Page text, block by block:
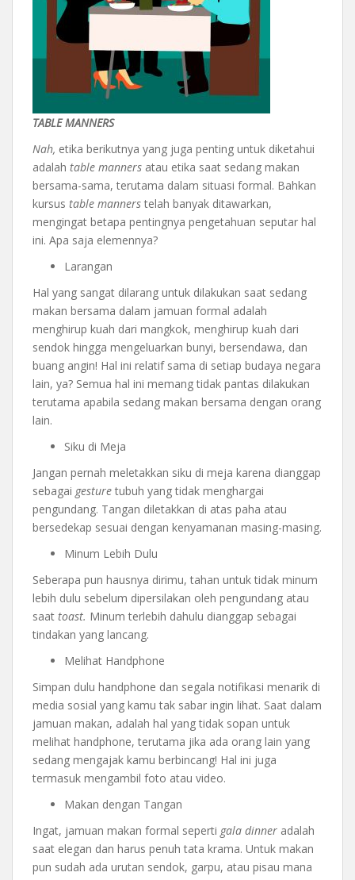
TABLE MANNERS
Nah, etika berikutnya yang juga penting untuk diketahui
adalah table manners atau etika saat sedang makan
bersama-sama, terutama dalam situasi formal. Bahkan
kursus table manners telah banyak ditawarkan,
mengingat betapa pentingnya pengetahuan seputar hal
ini. Apa saja elemennya?
Larangan
Hal yang sangat dilarang untuk dilakukan saat sedang
makan bersama dalam jamuan formal adalah
menghirup kuah dari mangkok, menghirup kuah dari
sendok hingga mengeluarkan bunyi, bersendawa, dan
buang angin! Hal ini relatif sama di setiap budaya negara
lain, ya? Semua hal ini memang tidak pantas dilakukan
terutama apabila sedang makan bersama dengan orang
lain.
Siku di Meja
Jangan pernah meletakkan siku di meja karena dianggap
sebagai gesture tubuh yang tidak menghargai
pengundang. Tangan diletakkan di atas paha atau
bersedekap sesuai dengan kenyamanan masing-masing.
Minum Lebih Dulu
Seberapa pun hausnya dirimu, tahan untuk tidak minum
lebih dulu sebelum dipersilakan oleh pengundang atau
saat toast. Minum terlebih dahulu dianggap sebagai
tindakan yang lancang.
Melihat Handphone
Simpan dulu handphone dan segala notifikasi menarik di
media sosial yang kamu tak sabar ingin lihat. Saat dalam
jamuan makan, adalah hal yang tidak sopan untuk
melihat handphone, terutama jika ada orang lain yang
sedang mengajak kamu berbincang! Hal ini juga
termasuk mengambil foto atau video.
Makan dengan Tangan
Ingat, jamuan makan formal seperti gala dinner adalah
saat elegan dan harus penuh tata krama. Untuk makan
pun sudah ada urutan sendok, garpu, atau pisau mana